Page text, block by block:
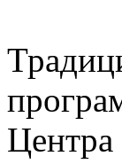
Центра